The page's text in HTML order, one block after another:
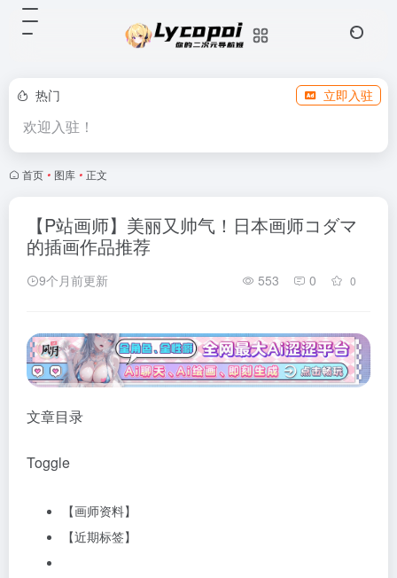
热门 立即入驻
欢迎入驻！
首页 • 图库 • 正文
【P站画师】美丽又帅气！日本画师コダマ
的插画作品推荐
9个月前更新 553 0 0
文章目录
Toggle
【画师资料】
【近期标签】